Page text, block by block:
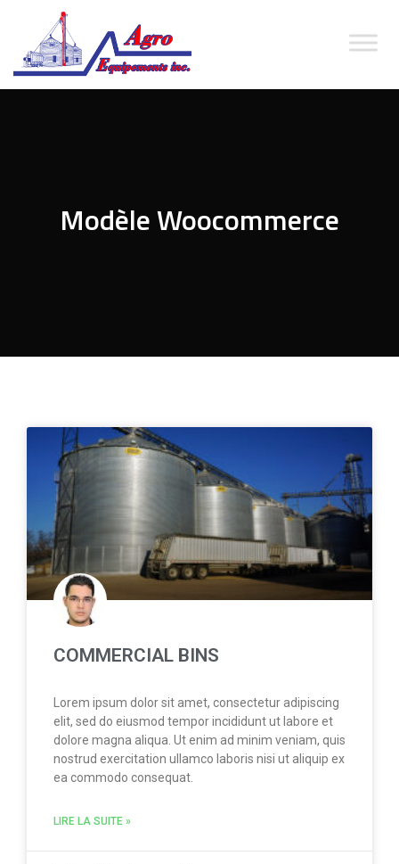
Modèle Woocommerce
COMMERCIAL BINS
Lorem ipsum dolor sit amet, consectetur adipiscing
elit, sed do eiusmod tempor incididunt ut labore et
dolore magna aliqua. Ut enim ad minim veniam, quis
nostrud exercitation ullamco laboris nisi ut aliquip ex
ea commodo consequat.
LIRE LA SUITE »